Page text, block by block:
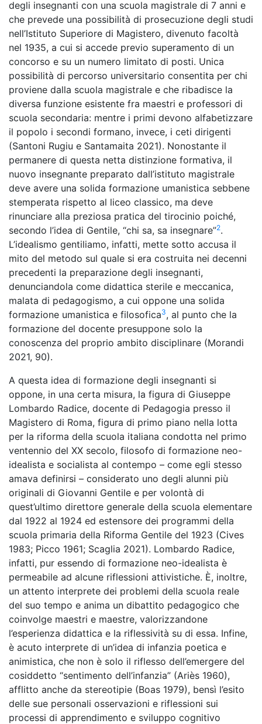
degli insegnanti con una scuola magistrale di 7 anni e
che prevede una possibilità di prosecuzione degli studi
nell’Istituto Superiore di Magistero, divenuto facoltà
nel 1935, a cui si accede previo superamento di un
concorso e su un numero limitato di posti. Unica
possibilità di percorso universitario consentita per chi
proviene dalla scuola magistrale e che ribadisce la
diversa funzione esistente fra maestri e professori di
scuola secondaria: mentre i primi devono alfabetizzare
il popolo i secondi formano, invece, i ceti dirigenti
(Santoni Rugiu e Santamaita 2021). Nonostante il
permanere di questa netta distinzione formativa, il
nuovo insegnante preparato dall’istituto magistrale
deve avere una solida formazione umanistica sebbene
stemperata rispetto al liceo classico, ma deve
rinunciare alla preziosa pratica del tirocinio poiché,
secondo l’idea di Gentile, “chi sa, sa insegnare”2.
L’idealismo gentiliamo, infatti, mette sotto accusa il
mito del metodo sul quale si era costruita nei decenni
precedenti la preparazione degli insegnanti,
denunciandola come didattica sterile e meccanica,
malata di pedagogismo, a cui oppone una solida
formazione umanistica e filosofica3, al punto che la
formazione del docente presuppone solo la
conoscenza del proprio ambito disciplinare (Morandi
2021, 90).
A questa idea di formazione degli insegnanti si
oppone, in una certa misura, la figura di Giuseppe
Lombardo Radice, docente di Pedagogia presso il
Magistero di Roma, figura di primo piano nella lotta
per la riforma della scuola italiana condotta nel primo
ventennio del XX secolo, filosofo di formazione neo-
idealista e socialista al contempo – come egli stesso
amava definirsi – considerato uno degli alunni più
originali di Giovanni Gentile e per volontà di
quest’ultimo direttore generale della scuola elementare
dal 1922 al 1924 ed estensore dei programmi della
scuola primaria della Riforma Gentile del 1923 (Cives
1983; Picco 1961; Scaglia 2021). Lombardo Radice,
infatti, pur essendo di formazione neo-idealista è
permeabile ad alcune riflessioni attivistiche. È, inoltre,
un attento interprete dei problemi della scuola reale
del suo tempo e anima un dibattito pedagogico che
coinvolge maestri e maestre, valorizzandone
l’esperienza didattica e la riflessività su di essa. Infine,
è acuto interprete di un’idea di infanzia poetica e
animistica, che non è solo il riflesso dell’emergere del
cosiddetto “sentimento dell’infanzia” (Ariès 1960),
afflitto anche da stereotipie (Boas 1979), bensì l’esito
delle sue personali osservazioni e riflessioni sui
processi di apprendimento e sviluppo cognitivo